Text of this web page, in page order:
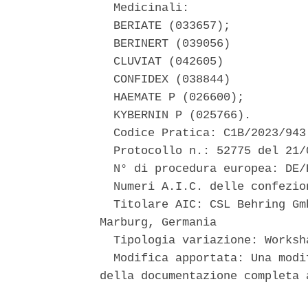
  Medicinali:
  BERIATE (033657);
  BERINERT (039056)
  CLUVIAT (042605)
  CONFIDEX (038844)
  HAEMATE P (026600);
  KYBERNIN P (025766).
Codice Pratica: C1B/2023/
Protocollo n.: 52775 del
N° di procedura europea:
Numeri A.I.C. delle
Titolare AIC: CSL Behring
Marburg, Germania
Tipologia variazione:
Modifica apportata: Una
della documentazione